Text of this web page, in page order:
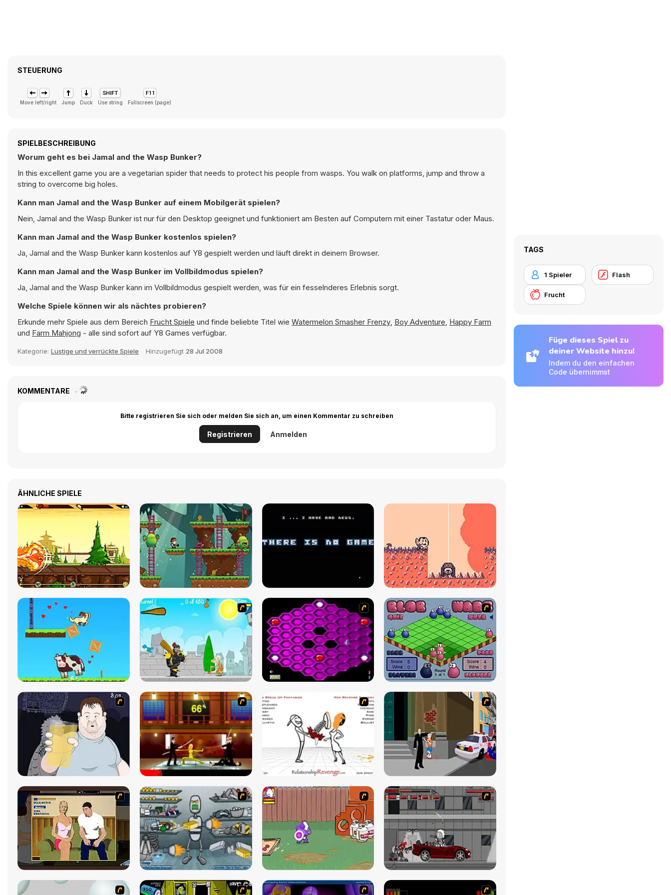
STEUERUNG
Move left/right Jump Duck Use string Fullscreen (page)
SPIELBESCHREIBUNG
Worum geht es bei Jamal and the Wasp Bunker?
In this excellent game you are a vegetarian spider that needs to protect his people from wasps. You walk on platforms, jump and throw a
string to overcome big holes.
Kann man Jamal and the Wasp Bunker auf einem Mobilgerät spielen?
Nein, Jamal and the Wasp Bunker ist nur für den Desktop geeignet und funktioniert am Besten auf Computern mit einer Tastatur oder Maus.
Kann man Jamal and the Wasp Bunker kostenlos spielen?
Ja, Jamal and the Wasp Bunker kann kostenlos auf Y8 gespielt werden und läuft direkt in deinem Browser.
Kann man Jamal and the Wasp Bunker im Vollbildmodus spielen?
Ja, Jamal and the Wasp Bunker kann im Vollbildmodus gespielt werden, was für ein fesselnderes Erlebnis sorgt.
Welche Spiele können wir als nächtes probieren?
Erkunde mehr Spiele aus dem Bereich Frucht Spiele und finde beliebte Titel wie Watermelon Smasher Frenzy, Boy Adventure, Happy Farm
und Farm Mahjong - alle sind sofort auf Y8 Games verfügbar.
Kategorie: Lustige und verrückte Spiele Hinzugefügt 28 Jul 2008
KOMMENTARE
Bitte registrieren Sie sich oder melden Sie sich an, um einen Kommentar zu schreiben
Registrieren Anmelden
ÄHNLICHE SPIELE
TAGS
1 Spieler Flash
Frucht
Füge dieses Spiel zu
deiner Website hinzu!
Indem du den einfachen
Code übernimmst